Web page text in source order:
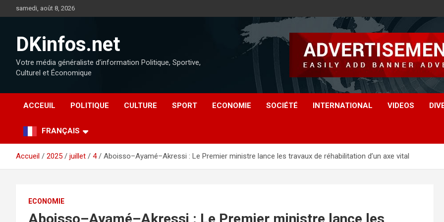
samedi, août 8, 2026
DKinfos.net
Votre média généraliste d’information Politique, Sportive,
Culturel et Économique
ACCEUIL POLITIQUE CULTURE SPORT ECONOMIE SOCIÉTÉ INTERNATIONAL VIDEOS
FRANÇAIS
Accueil 2025 juillet 4 Aboisso–Ayamé–Akressi : Le Premier ministre lance les travaux de réhabilitation d’un axe vital
ECONOMIE